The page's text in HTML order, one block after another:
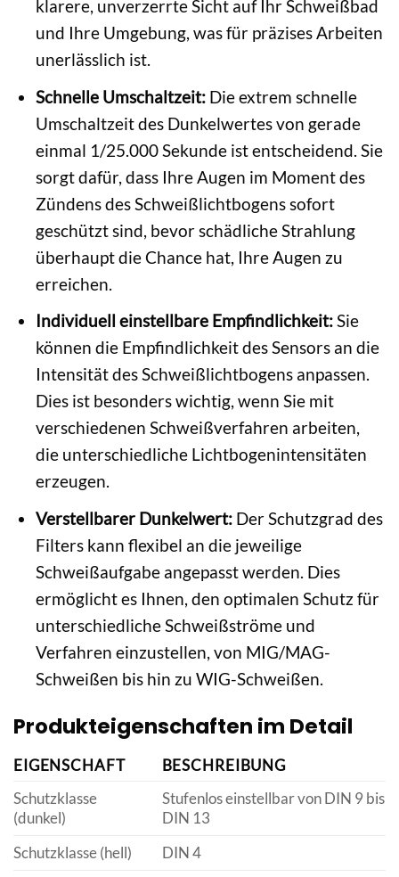
klarere, unverzerrte Sicht auf Ihr Schweißbad
und Ihre Umgebung, was für präzises Arbeiten
unerlässlich ist.
Schnelle Umschaltzeit:Die extrem schnelle
Umschaltzeit des Dunkelwertes von gerade
einmal 1/25.000 Sekunde ist entscheidend. Sie
sorgt dafür, dass Ihre Augen im Moment des
Zündens des Schweißlichtbogens sofort
geschützt sind, bevor schädliche Strahlung
überhaupt die Chance hat, Ihre Augen zu
erreichen.
Individuell einstellbare Empfindlichkeit:Sie
können die Empfindlichkeit des Sensors an die
Intensität des Schweißlichtbogens anpassen.
Dies ist besonders wichtig, wenn Sie mit
verschiedenen Schweißverfahren arbeiten,
die unterschiedliche Lichtbogenintensitäten
erzeugen.
Verstellbarer Dunkelwert:Der Schutzgrad des
Filters kann flexibel an die jeweilige
Schweißaufgabe angepasst werden. Dies
ermöglicht es Ihnen, den optimalen Schutz für
unterschiedliche Schweißströme und
Verfahren einzustellen, von MIG/MAG-
Schweißen bis hin zu WIG-Schweißen.
Produkteigenschaften im Detail
EIGENSCHAFT
BESCHREIBUNG
Schutzklasse
(dunkel)
Stufenlos einstellbar von DIN 9 bis
DIN 13
Schutzklasse (hell)
DIN 4